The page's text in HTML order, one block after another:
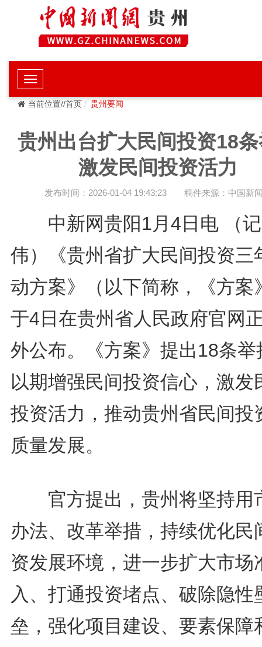
当前位置//首页 贵州要闻
贵州出台扩大民间投资18
激发民间投资活力
发布时间：2026-01-04 19:43:23 稿件来源：中国新
中新网贵阳1月4日电 （记
伟）《贵州省扩大民间投资三
动方案》（以下简称，《方案
于4日在贵州省人民政府官网
外公布。《方案》提出18条举
以期增强民间投资信心，激发
投资活力，推动贵州省民间投
质量发展。
官方提出，贵州将坚持用
办法、改革举措，持续优化民
资发展环境，进一步扩大市场
入、打通投资堵点、破除隐性
垒，强化项目建设、要素保障